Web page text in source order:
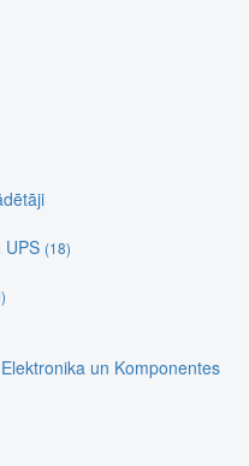
UPS (18)
Elektronika un Komponentes